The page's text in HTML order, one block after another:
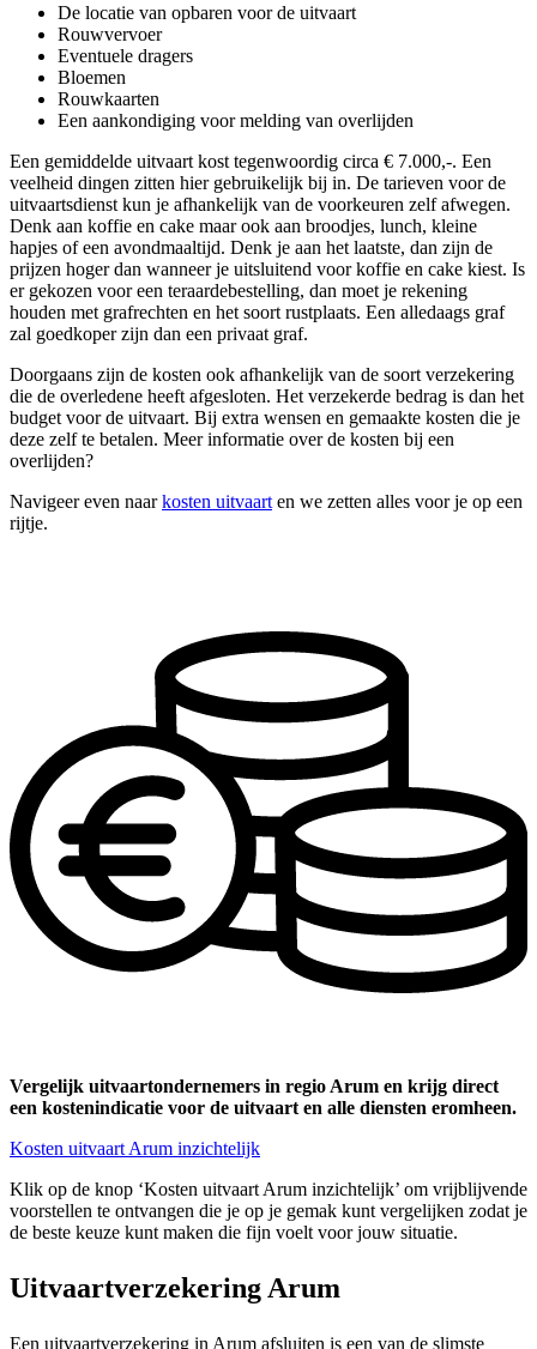
De locatie van opbaren voor de uitvaart
Rouwvervoer
Eventuele dragers
Bloemen
Rouwkaarten
Een aankondiging voor melding van overlijden
Een gemiddelde uitvaart kost tegenwoordig circa € 7.000,-. Een
veelheid dingen zitten hier gebruikelijk bij in. De tarieven voor de
uitvaartsdienst kun je afhankelijk van de voorkeuren zelf afwegen.
Denk aan koffie en cake maar ook aan broodjes, lunch, kleine
hapjes of een avondmaaltijd. Denk je aan het laatste, dan zijn de
prijzen hoger dan wanneer je uitsluitend voor koffie en cake kiest. Is
er gekozen voor een teraardebestelling, dan moet je rekening
houden met grafrechten en het soort rustplaats. Een alledaags graf
zal goedkoper zijn dan een privaat graf.
Doorgaans zijn de kosten ook afhankelijk van de soort verzekering
die de overledene heeft afgesloten. Het verzekerde bedrag is dan het
budget voor de uitvaart. Bij extra wensen en gemaakte kosten die je
deze zelf te betalen. Meer informatie over de kosten bij een
overlijden?
Navigeer even naarkosten uitvaart en we zetten alles voor je op een
rijtje.
Vergelijk uitvaartondernemers in regio Arum en krijg direct
een kostenindicatie voor de uitvaart en alle diensten eromheen.
Kosten uitvaart Arum inzichtelijk
Klik op de knop ‘Kosten uitvaart Arum inzichtelijk’ om vrijblijvende
voorstellen te ontvangen die je op je gemak kunt vergelijken zodat je
de beste keuze kunt maken die fijn voelt voor jouw situatie.
Uitvaartverzekering Arum
Een uitvaartverzekering in Arum afsluiten is een van de slimste